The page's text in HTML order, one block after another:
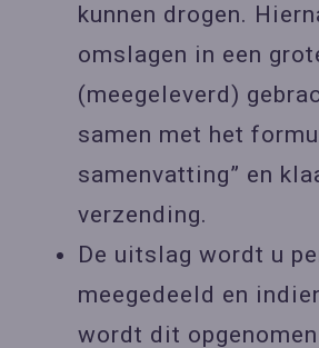
kunnen drogen.
omslagen in een
(meegeleverd)
samen met het
samenvatting” en
verzending.
De uitslag wordt u
meegedeeld en
wordt dit